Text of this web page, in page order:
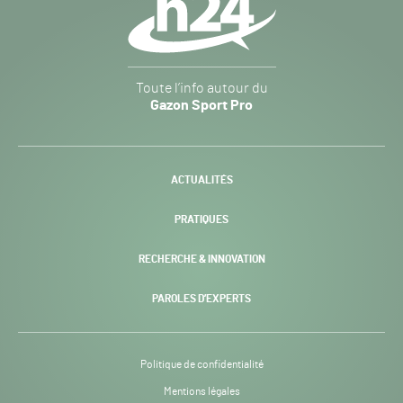
Sport
Pro
-
Toute l’info autour du
Gazon Sport Pro
PAGE
ACTUALITÉS
PRATIQUES
RECHERCHE & INNOVATION
PAROLES D’EXPERTS
Politique de confidentialité
Mentions légales